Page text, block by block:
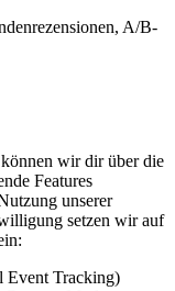
A/B-
wir dir über die
Features
unserer
setzen wir auf
Event Tracking)